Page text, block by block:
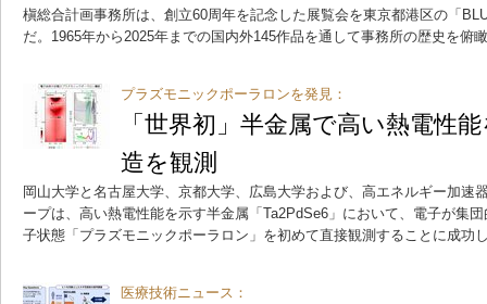
槇総合計画事務所は、創立60周年を記念した展覧会を東京都港区の「
だ。1965年から2025年までの国内外145作品を通して事務所の歴史を俯
プラズモニックポーラロンを発見：
「世界初」半金属で高い熱電性
造を観測
岡山大学と名古屋大学、京都大学、広島大学および、高エネルギー加速
ープは、高い熱電性能を示す半金属「Ta2PdSe6」において、電子が集
子状態「プラズモニックポーラロン」を初めて直接観測することに成功
医療技術ニュース：